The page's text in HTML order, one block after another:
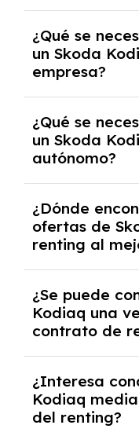
experto que te
y, en algunos
crediticia y un
¿Qué se
un Skoda
empresa?
documentación
casos, un
y un pago inicial.
¿Qué se
un Skoda
autónomo?
autónomos,
algunos casos,
inicial.
¿Dónde
ofertas de
renting al
mejores ofertas
todos los gastos
entradas.
¿Se puede
Kodiaq una
contrato de
renting se
caso tendrán
cantidad de
¿Interesa
Kodiaq
del renting?